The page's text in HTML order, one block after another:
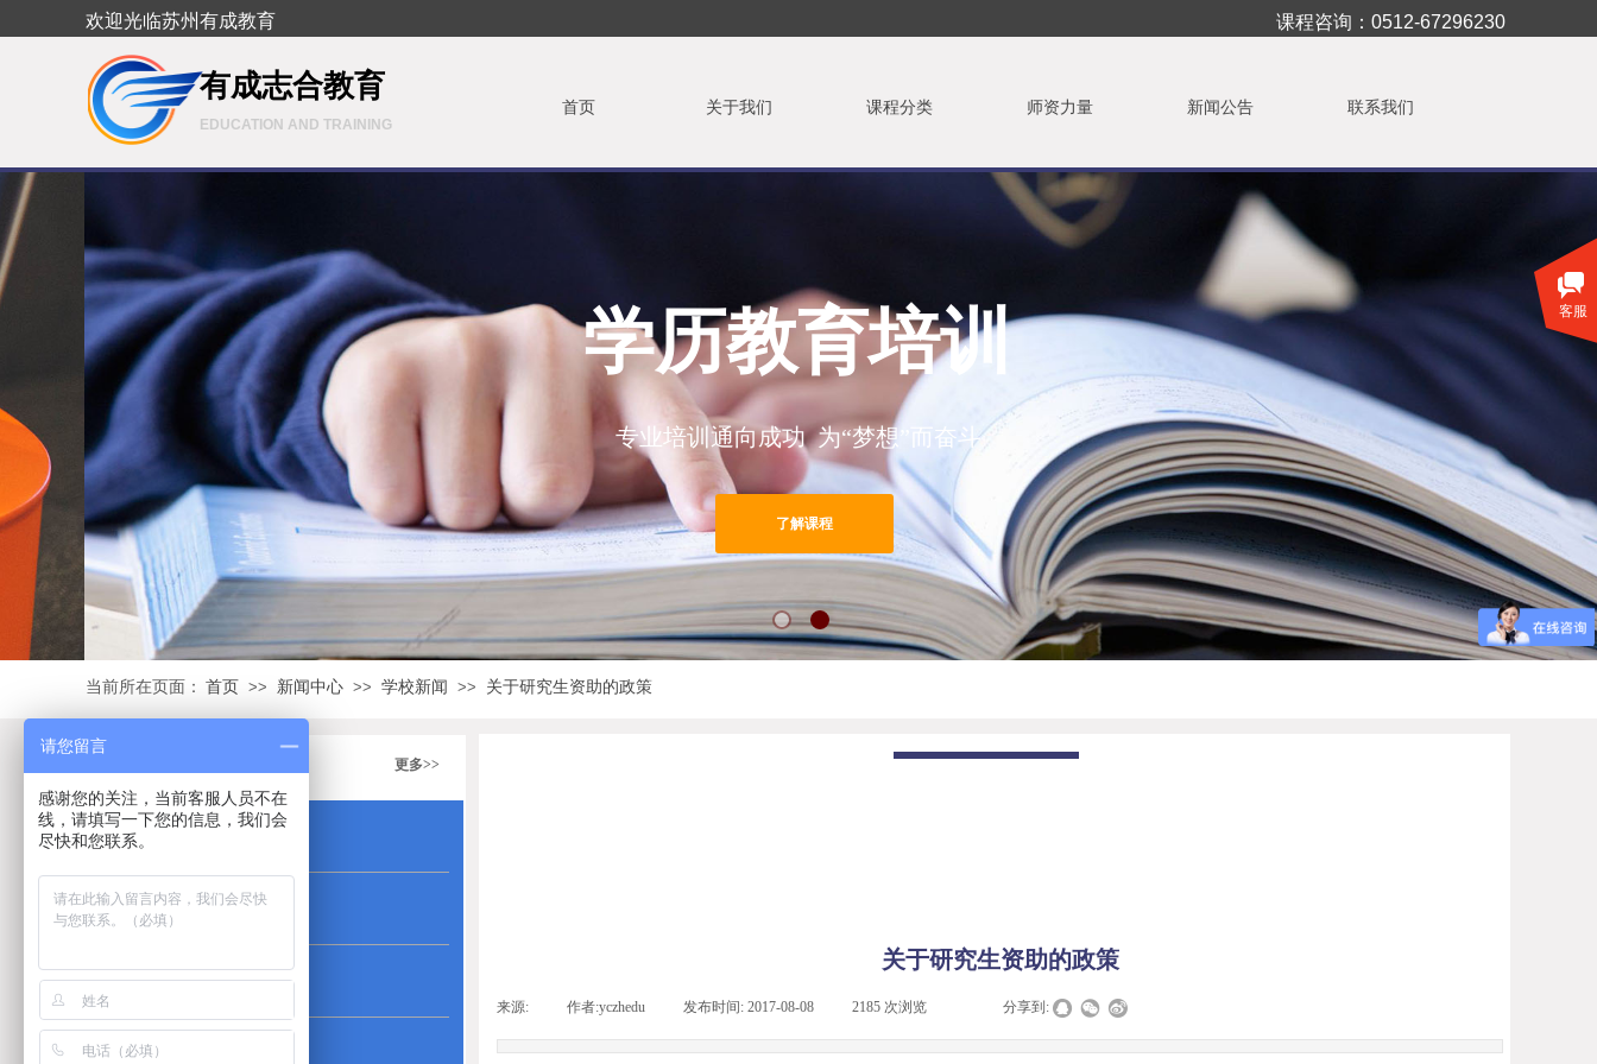
欢迎光临苏州有成教育 课程咨询：0512-67296230
首页 关于我们 课程分类 师资力量 新闻公告 联系我们
有成志合教育
EDUCATION AND TRAINING
学历教育培训
专业培训通向成功 为“梦想”而奋斗
了解课程
当前所在页面： 首页 >> 新闻中心 >> 学校新闻 >> 关于研究生资助的政策
更多>>
成人高考
自考专升本
网络教育
资格证书
关于研究生资助的政策
来源: 作者:yczhedu 发布时间: 2017-08-08 2185 次浏览 分享到:
客服
请您留言
感谢您的关注，当前客服人员不在
线，请填写一下您的信息，我们会
尽快和您联系。